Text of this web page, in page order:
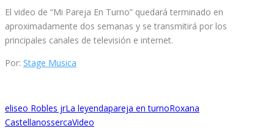
El video de “Mi Pareja En Turno” quedará terminado en
aproximadamente dos semanas y se transmitirá por los
principales canales de televisión e internet.
Por: Stage Musica
eliseo Robles jrLa leyendapareja en turnoRoxana
CastellanossercaVideo